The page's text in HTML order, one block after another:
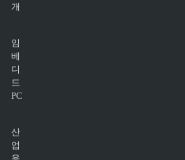
개
임
베
디
드
PC
산
업